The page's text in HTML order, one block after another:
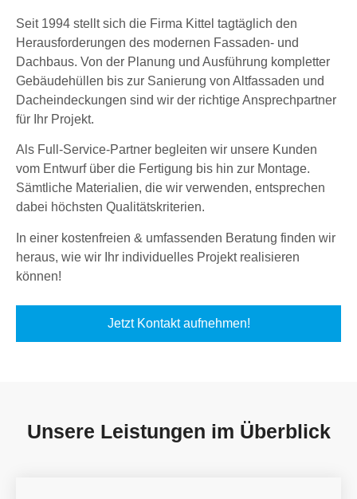
Seit 1994 stellt sich die Firma Kittel tagtäglich den
Herausforderungen des modernen Fassaden- und
Dachbaus. Von der Planung und Ausführung kompletter
Gebäudehüllen bis zur Sanierung von Altfassaden und
Dacheindeckungen sind wir der richtige Ansprechpartner
für Ihr Projekt.
Als Full-Service-Partner begleiten wir unsere Kunden
vom Entwurf über die Fertigung bis hin zur Montage.
Sämtliche Materialien, die wir verwenden, entsprechen
dabei höchsten Qualitätskriterien.
In einer kostenfreien & umfassenden Beratung finden wir
heraus, wie wir Ihr individuelles Projekt realisieren
können!
Jetzt Kontakt aufnehmen!
Unsere Leistungen im Überblick